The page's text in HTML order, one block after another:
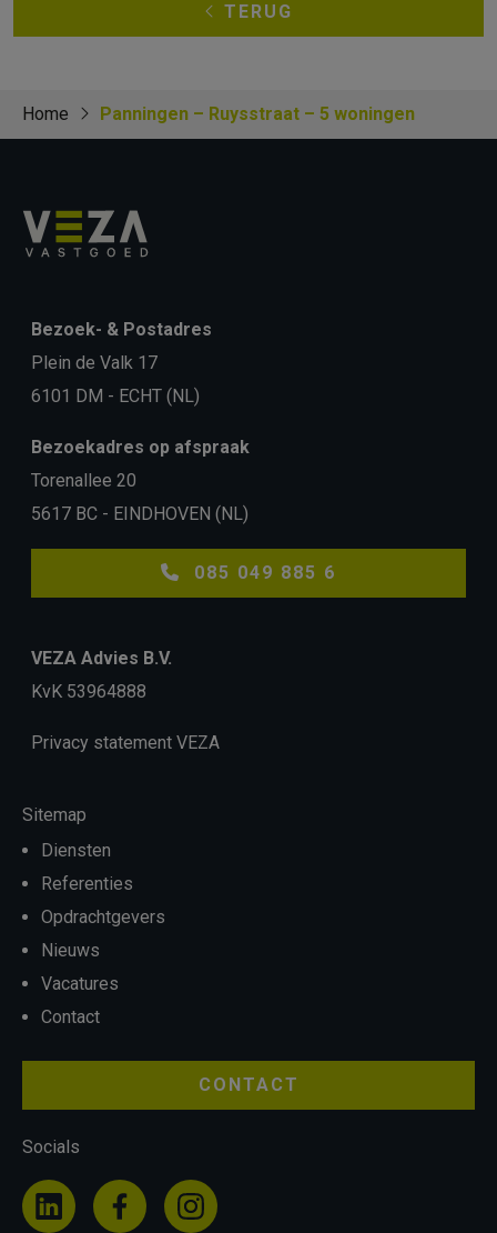
TERUG
Home Panningen – Ruysstraat – 5 woningen
Bezoek- & Postadres
Plein de Valk 17
6101 DM - ECHT (NL)
Bezoekadres op afspraak
Torenallee 20
5617 BC - EINDHOVEN (NL)
085 049 885 6
VEZA Advies B.V.
KvK 53964888
Privacy statement VEZA
Sitemap
Diensten
Referenties
Opdrachtgevers
Nieuws
Vacatures
Contact
CONTACT
Socials